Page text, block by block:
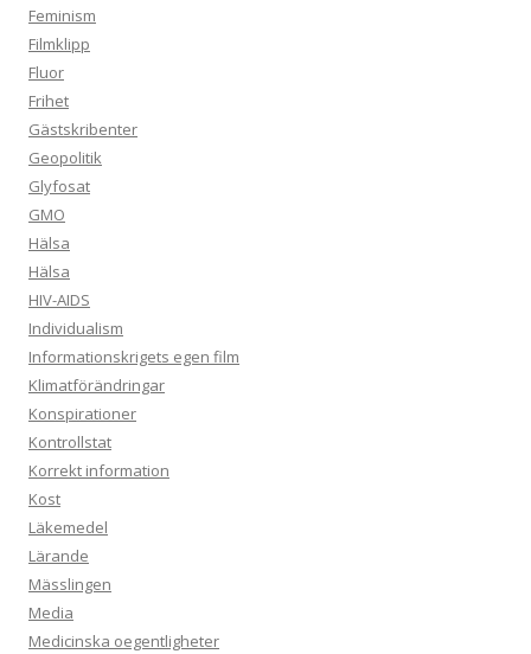
Feminism
Filmklipp
Fluor
Frihet
Gästskribenter
Geopolitik
Glyfosat
GMO
Hälsa
Hälsa
HIV-AIDS
Individualism
Informationskrigets egen film
Klimatförändringar
Konspirationer
Kontrollstat
Korrekt information
Kost
Läkemedel
Lärande
Mässlingen
Media
Medicinska oegentligheter